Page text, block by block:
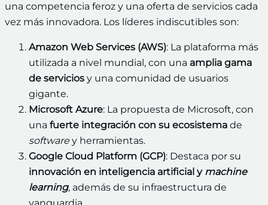
una competencia feroz y una oferta de servicios cada
vez más innovadora. Los líderes indiscutibles son:
Amazon Web Services (AWS): La plataforma más
utilizada a nivel mundial, con una amplia gama
de servicios y una comunidad de usuarios
gigante.
Microsoft Azure: La propuesta de Microsoft, con
una fuerte integración con su ecosistema de
softwarey herramientas.
Google Cloud Platform (GCP): Destaca por su
innovación en inteligencia artificial y machine
learning, además de su infraestructura de